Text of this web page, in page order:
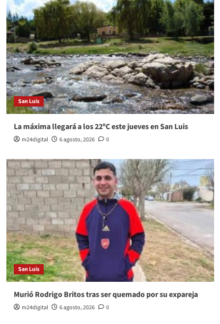
San Luis
La máxima llegará a los 22ºC este jueves en San Luis
m24digital 6 agosto, 2026 0
San Luis
Murió Rodrigo Britos tras ser quemado por su expareja
m24digital 6 agosto, 2026 0